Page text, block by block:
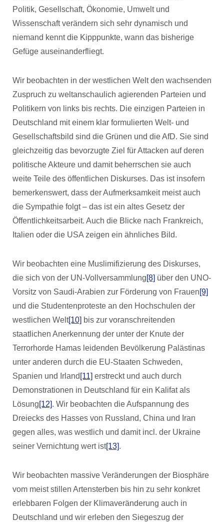
Politik, Gesellschaft, Ökonomie, Umwelt und
Wissenschaft verändern sich sehr dynamisch und
niemand kennt die Kipppunkte, wann das bisherige
Gefüge auseinanderfliegt.
Wir beobachten in der westlichen Welt den wachsenden
Zuspruch zu weltanschaulich agierenden Parteien und
Politikern von links bis rechts. Die einzigen Parteien in
Deutschland mit einem klar formulierten Welt- und
Gesellschaftsbild sind die Grünen und die AfD. Sie sind
gleichzeitig das bevorzugte Ziel für Attacken auf deren
politische Akteure und damit beherrschen sie auch
weite Teile des öffentlichen Diskurses. Das ist insofern
bemerkenswert, dass der Aufmerksamkeit meist auch
die Sympathie folgt – das ist ein altes Gesetz der
Öffentlichkeitsarbeit. Auch die Blicke nach Frankreich,
Italien oder die USA zeigen ein ähnliches Bild.
Wir beobachten eine Muslimifizierung des Diskurses,
die sich von der UN-Vollversammlung[8] über den UNO-
Vorsitz von Saudi-Arabien zur Förderung von Frauen[9]
und die Studentenproteste an den Hochschulen der
westlichen Welt[10] bis zur voranschreitenden
staatlichen Anerkennung der unter der Knute der
Terrorhorde Hamas leidenden Bevölkerung Palästinas
unter anderen durch die EU-Staaten Schweden,
Spanien und Irland [11] erstreckt und auch durch
Demonstrationen in Deutschland für ein Kalifat als
Lösung[12]. Wir beobachten die Aufspannung des
Dreiecks des Hasses von Russland, China und Iran
gegen alles, was westlich und damit incl. der Ukraine
seiner Vernichtung wert ist[13].
Wir beobachten massive Veränderungen der Biosphäre
vom meist stillen Artensterben bis hin zu sehr konkret
erlebbaren Folgen der Klimaveränderung auch in
Deutschland und wir erleben den Siegeszug der